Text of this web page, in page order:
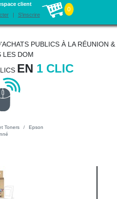
client
S'inscrire
0
PUBLICS À LA RÉUNION &
LES DOM
EN 1 CLIC
Toners
Epson